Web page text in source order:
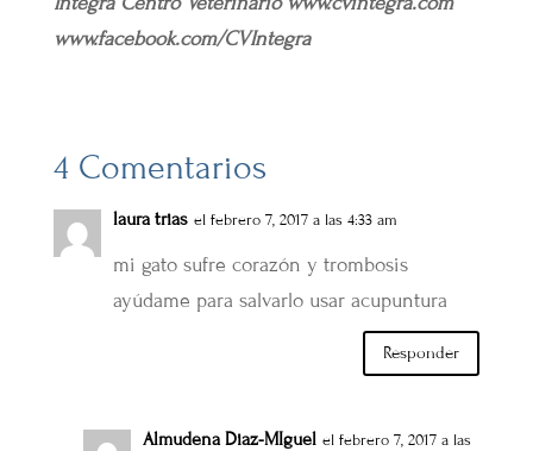
www.facebook.com/CVIntegra
4 Comentarios
laura trias el febrero 7, 2017 a las 4:33 am
mi gato sufre corazón y trombosis
ayúdame para salvarlo usar acupuntura
Responder
Almudena Diaz-MIguel el febrero 7, 2017 a las